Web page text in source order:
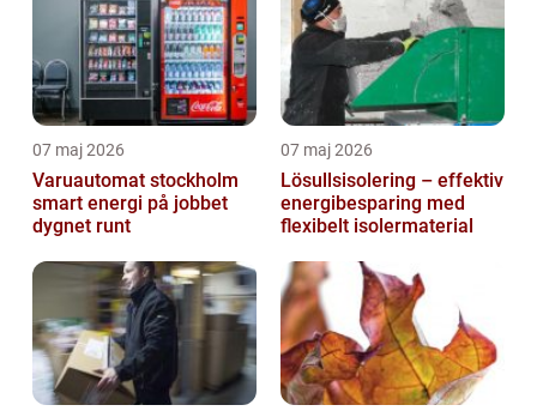
07 maj 2026
Varuautomat stockholm
smart energi på jobbet
dygnet runt
07 maj 2026
Lösullsisolering – effektiv
energibesparing med
flexibelt isolermaterial